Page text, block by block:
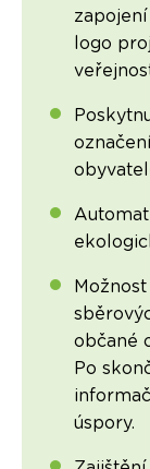
logo
občané
Po
úspory.